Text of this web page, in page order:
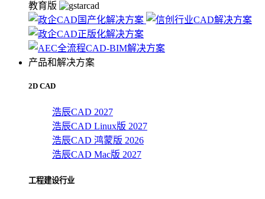
教育版
产品和解决方案
2D CAD
浩辰CAD 2027
浩辰CAD Linux版 2027
浩辰CAD 鸿蒙版 2026
浩辰CAD Mac版 2027
工程建设行业